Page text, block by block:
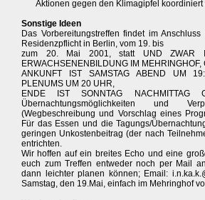
Aktionen gegen den Klimagipfel koordiniert
Sonstige Ideen
Das Vorbereitungstreffen findet im
Residenzpflicht in Berlin, vom 19. bis
zum 20. Mai 2001, statt UND ZWAR
ERWACHSENENBILDUNG IM
ANKUNFT IST SAMSTAG ABEND UM
PLENUMS UM 20 UHR,
ENDE IST SONNTAG
Übernachtungsmöglichkeiten und
(Wegbeschreibung und Vorschlag eines
Für das Essen und die Tagungs/
geringen Unkostenbeitrag (der nach
entrichten.
Wir hoffen auf ein breites Echo und eine
euch zum Treffen entweder noch per Mail
dann leichter planen können; Email:
Samstag, den 19.Mai, einfach im Mehringhof